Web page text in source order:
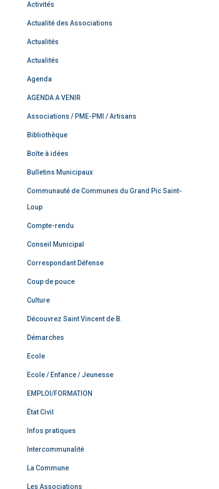
Activités
Actualité des Associations
Actualités
Actualités
Agenda
AGENDA A VENIR
Associations / PME-PMI / Artisans
Bibliothèque
Boîte à idées
Bulletins Municipaux
Communauté de Communes du Grand Pic Saint-
Loup
Compte-rendu
Conseil Municipal
Correspondant Défense
Coup de pouce
Culture
Découvrez Saint Vincent de B.
Démarches
Ecole
Ecole / Enfance / Jeunesse
EMPLOI/FORMATION
État Civil
Infos pratiques
Intercommunalité
La Commune
Les Associations